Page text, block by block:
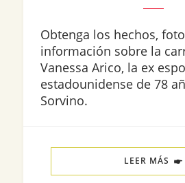
Obtenga los hechos,
información sobre la
Vanessa Arico, la ex
estadounidense de 78
Sorvino.
LEER MÁS